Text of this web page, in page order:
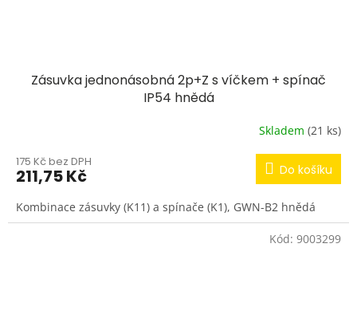
Zásuvka jednonásobná 2p+Z s víčkem + spínač
IP54 hnědá
Skladem (21 ks)
175 Kč bez DPH
211,75 Kč Do košíku
Kombinace zásuvky (K11) a spínače (K1), GWN-B2 hnědá
Kód: 9003299